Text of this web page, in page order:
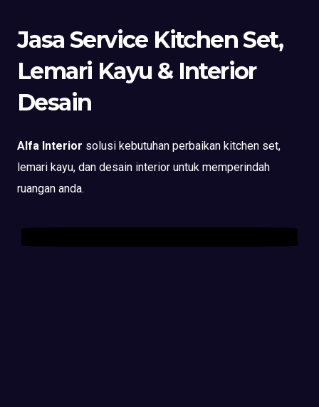
Jasa Service Kitchen Set,
Lemari Kayu & Interior
Desain
Alfa Interior solusi kebutuhan perbaikan kitchen set,
lemari kayu, dan desain interior untuk memperindah
ruangan anda.